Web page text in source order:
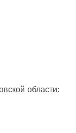
области: